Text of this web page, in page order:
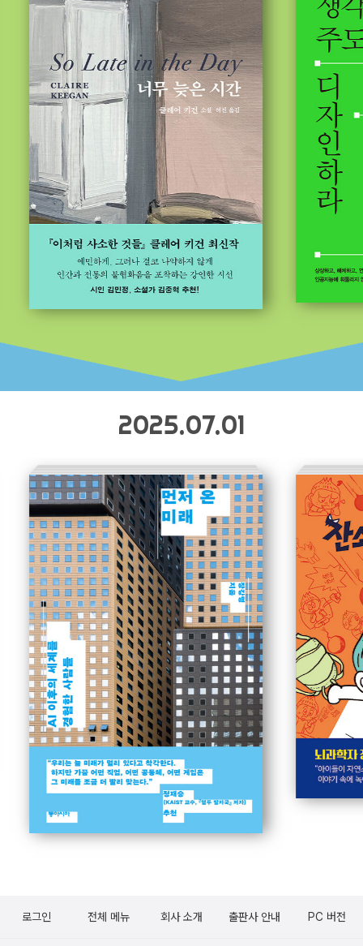
2025.07.01
로그인 전체 메뉴 회사 소개 출판사 안내 PC 버전